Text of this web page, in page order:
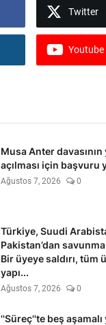
Twitter
Youtube
Musa Anter
açılması için başvuru
Ağustos 7, 2026 0
Türkiye, Suudi
Pakistan’dan
Bir üyeye saldırı, tüm
yapı...
Ağustos 7, 2026 0
''Süreç''te beş aşamalı